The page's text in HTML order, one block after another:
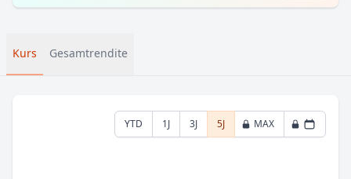
Kurs Gesamtrendite
YTD 1J 3J 5J MAX